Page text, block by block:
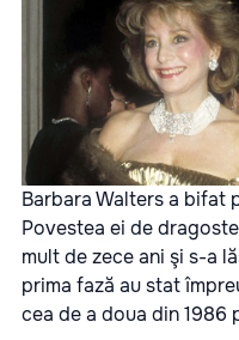
Barbara Walters a bifat
Povestea ei de
mult de zece ani şi s-a
prima fază au stat
cea de a doua din 1986